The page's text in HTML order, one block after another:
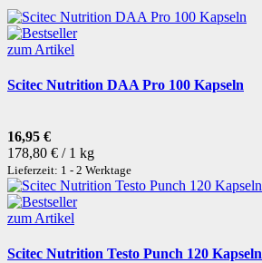
zum Artikel
Scitec Nutrition DAA Pro 100 Kapseln
16,95 €
178,80 € / 1 kg
Lieferzeit: 1 - 2 Werktage
zum Artikel
Scitec Nutrition Testo Punch 120 Kapseln